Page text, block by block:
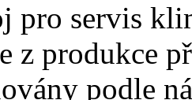
pro servis
z produkce
podle